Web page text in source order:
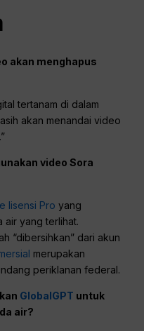
akan menghapus
tertanam di dalam
akan menandai video
video Sora
lisensi Pro yang
air yang terlihat.
“dibersihkan” dari akun
merupakan
periklanan federal.
GlobalGPT untuk
air?